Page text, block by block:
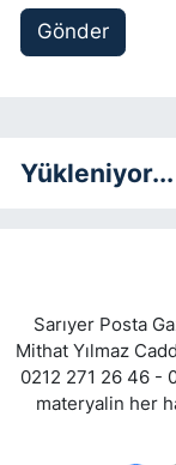
Gönder
Yükleniyor...
Sarıyer Posta
Mithat Yılmaz
0212 271 26 46 -
materyalin her